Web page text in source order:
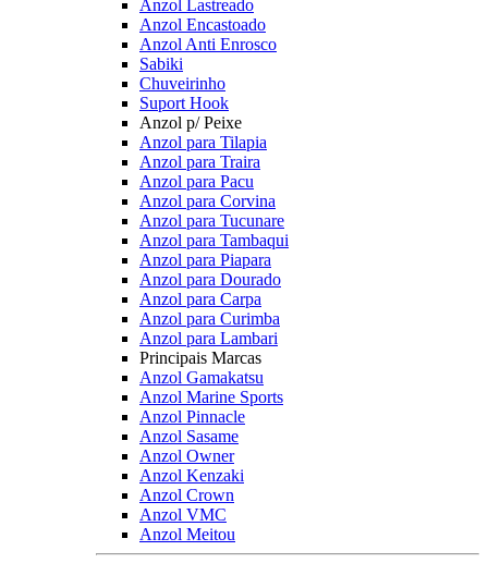
Anzol Lastreado
Anzol Encastoado
Anzol Anti Enrosco
Sabiki
Chuveirinho
Suport Hook
Anzol p/ Peixe
Anzol para Tilapia
Anzol para Traira
Anzol para Pacu
Anzol para Corvina
Anzol para Tucunare
Anzol para Tambaqui
Anzol para Piapara
Anzol para Dourado
Anzol para Carpa
Anzol para Curimba
Anzol para Lambari
Principais Marcas
Anzol Gamakatsu
Anzol Marine Sports
Anzol Pinnacle
Anzol Sasame
Anzol Owner
Anzol Kenzaki
Anzol Crown
Anzol VMC
Anzol Meitou